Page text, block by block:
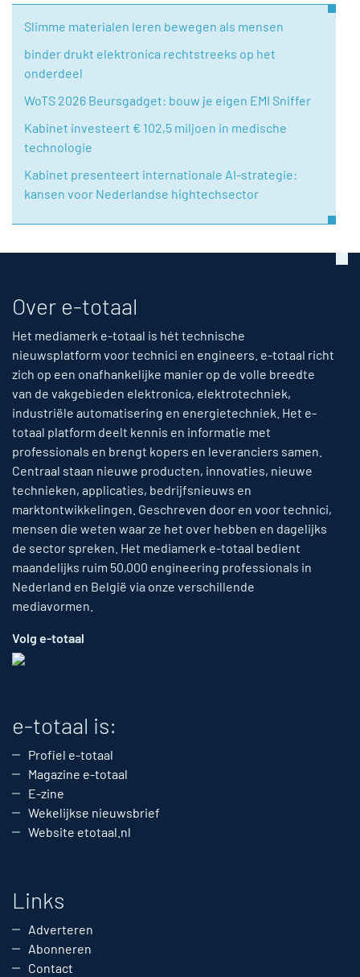
Slimme materialen leren bewegen als mensen
binder drukt elektronica rechtstreeks op het
onderdeel
WoTS 2026 Beursgadget: bouw je eigen EMI Sniffer
Kabinet investeert € 102,5 miljoen in medische
technologie
Kabinet presenteert internationale AI-strategie:
kansen voor Nederlandse hightechsector
Over e-totaal
Het mediamerk e-totaal is hét technische
nieuwsplatform voor technici en engineers. e-totaal richt
zich op een onafhankelijke manier op de volle breedte
van de vakgebieden elektronica, elektrotechniek,
industriële automatisering en energietechniek. Het e-
totaal platform deelt kennis en informatie met
professionals en brengt kopers en leveranciers samen.
Centraal staan nieuwe producten, innovaties, nieuwe
technieken, applicaties, bedrijfsnieuws en
marktontwikkelingen. Geschreven door en voor technici,
mensen die weten waar ze het over hebben en dagelijks
de sector spreken. Het mediamerk e-totaal bedient
maandelijks ruim 50,000 engineering professionals in
Nederland en België via onze verschillende
mediavormen.
Volg e-totaal
e-totaal is:
Profiel e-totaal
Magazine e-totaal
E-zine
Wekelijkse nieuwsbrief
Website etotaal.nl
Links
Adverteren
Abonneren
Contact